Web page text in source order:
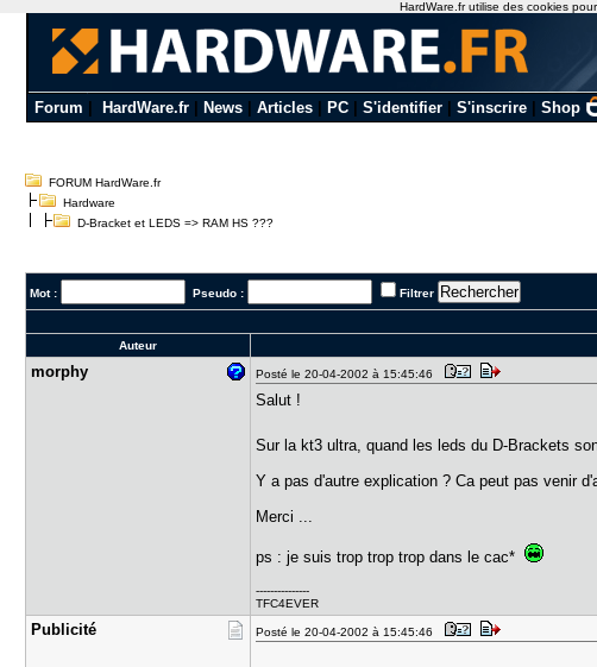
Forum HardWare.fr| News| Articles| PC| S'identifier| S'inscrire| Shop
FORUM HardWare.fr
Hardware
D-Bracket et LEDS => RAM HS ???
Mot : Pseudo : Filtrer
Auteur
morphy Posté le 20-04-2002 à 15:45:46
Salut !
Sur la kt3 ultra, quand les leds du D-Brackets
Y a pas d'autre explication ? Ca peut pas venir
Merci ...
ps : je suis trop trop trop dans le cac*
---------------
TFC4EVER
Publicité Posté le 20-04-2002 à 15:45:46
HardWare.fr utilise des cookies